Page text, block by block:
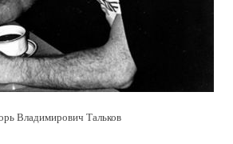
Владимирович Тальков